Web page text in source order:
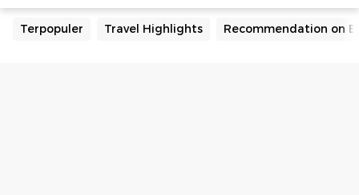
Terpopuler Travel Highlights Recommendation on